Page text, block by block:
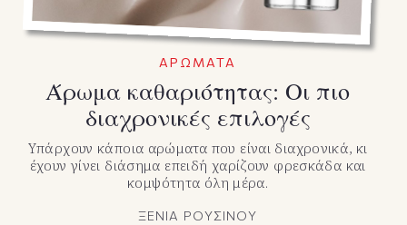
ΑΡΩΜΑΤΑ
Άρωμα καθαριότητας: Οι πιο
διαχρονικές επιλογές
Υπάρχουν κάποια αρώματα που είναι διαχρονικά, κι
έχουν γίνει διάσημα επειδή χαρίζουν φρεσκάδα και
κομψότητα όλη μέρα.
ΞΕΝΙΑ ΡΟΥΣΙΝΟΥ